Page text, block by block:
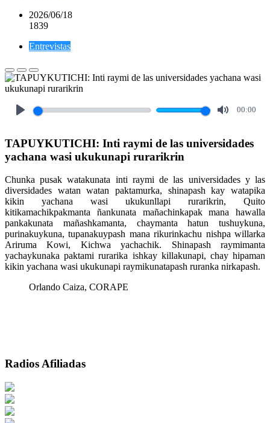
2026/06/18
1839
Entrevistas
00:00
TAPUYKUTICHI: Inti raymi de las universidades
yachana wasi ukukunapi rurarikrin
Chunka pusak watakunata inti raymi de las universidades y las
diversidades watan watan paktamurka, shinapash kay watapika
kikin yachana wasi ukukunllapi rurarikrin, Quito
kitikamachikpakmanta ñankunata mañachinkapak mana hawalla
pankakunata mañashkamanta, chaymanta hatun tushuykuna,
purinakuykuna, tupanakuypash mana rikurinkachu nishpa willarka
Ariruma Kowi, Kichwa yachachik. Shinapash raymimanta
yachaykunaka paktami rurarika ishkay killakunapi, chay hipaman
kikin yachana wasi ukukunapi raymikunatapash ruranka nirkapash.
Orlando Caiza, CORAPE
Radios Afiliadas